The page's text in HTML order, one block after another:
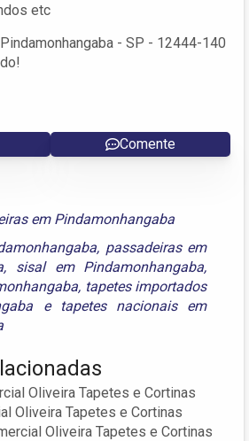
etc
- SP - 12444-140
Comente
em Pindamonhangaba
, passadeiras em
, sisal em Pindamonhangaba,
, tapetes importados
e tapetes nacionais em
Oliveira Tapetes e Cortinas
Oliveira Tapetes e Cortinas
Oliveira Tapetes e Cortinas